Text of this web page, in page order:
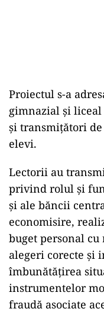
Proiectul s-a
gimnazial și
și transmițători
elevi.
Lectorii au
privind rolul și
și ale băncii
economisire,
buget personal
alegeri corecte și
îmbunătățirea
instrumentelor
fraudă asociate